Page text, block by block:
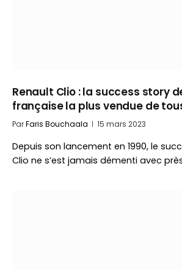
Renault Clio : la success story
française la plus vendue de
ParFaris Bouchaala 15 mars 2023
Depuis son lancement en 1990, le
Clio ne s’est jamais démenti avec